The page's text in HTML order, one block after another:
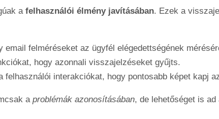
a felhasználói élmény javításában. Ezek a
felméréseket az ügyfél elégedettségének
hogy azonnali visszajelzéseket gyűjts.
felhasználói interakciókat, hogy pontosabb képet kapj
a problémák azonosításában, de lehetőséget is